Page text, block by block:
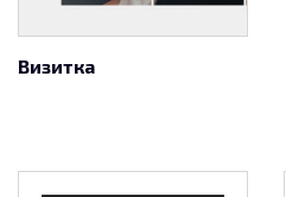
Визитка